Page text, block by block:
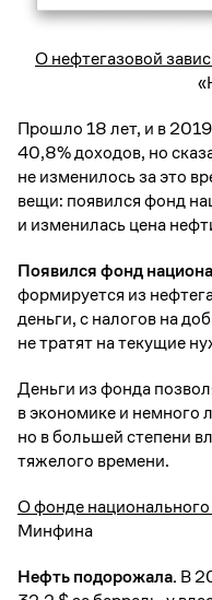
О нефтегазовой
Прошло 18 лет, и в
40,8% доходов, но
не изменилось за это
вещи: появился фонд
и изменилась цена
Появился фонд
формируется из
деньги, с налогов на
не тратят на текущие
Деньги из фонда
в экономике и немного
но в большей степени
тяжелого времени.
О фонде национального
Минфина
Нефть подорожала. В